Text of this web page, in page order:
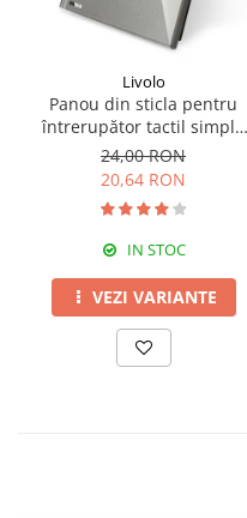
Livolo
Panou din sticla pentru
întrerupător tactil simplu
Livolo
24,00 RON
20,64 RON
IN STOC
VEZI VARIANTE